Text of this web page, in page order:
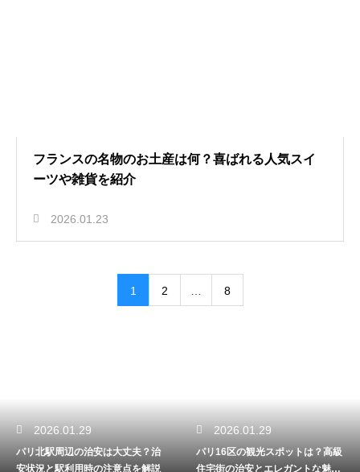
フランスの名物のお土産は何？喜ばれる人気スイ
ーツや雑貨を紹介
2026.01.23
1 2 8
2026.01.29
パリ北駅周辺の治安は大丈夫？治
安状況と駅利用時の注意点を解説
2026.01.29
パリ16区の観光スポットは？高級
住宅街の治安とエレガントな魅力